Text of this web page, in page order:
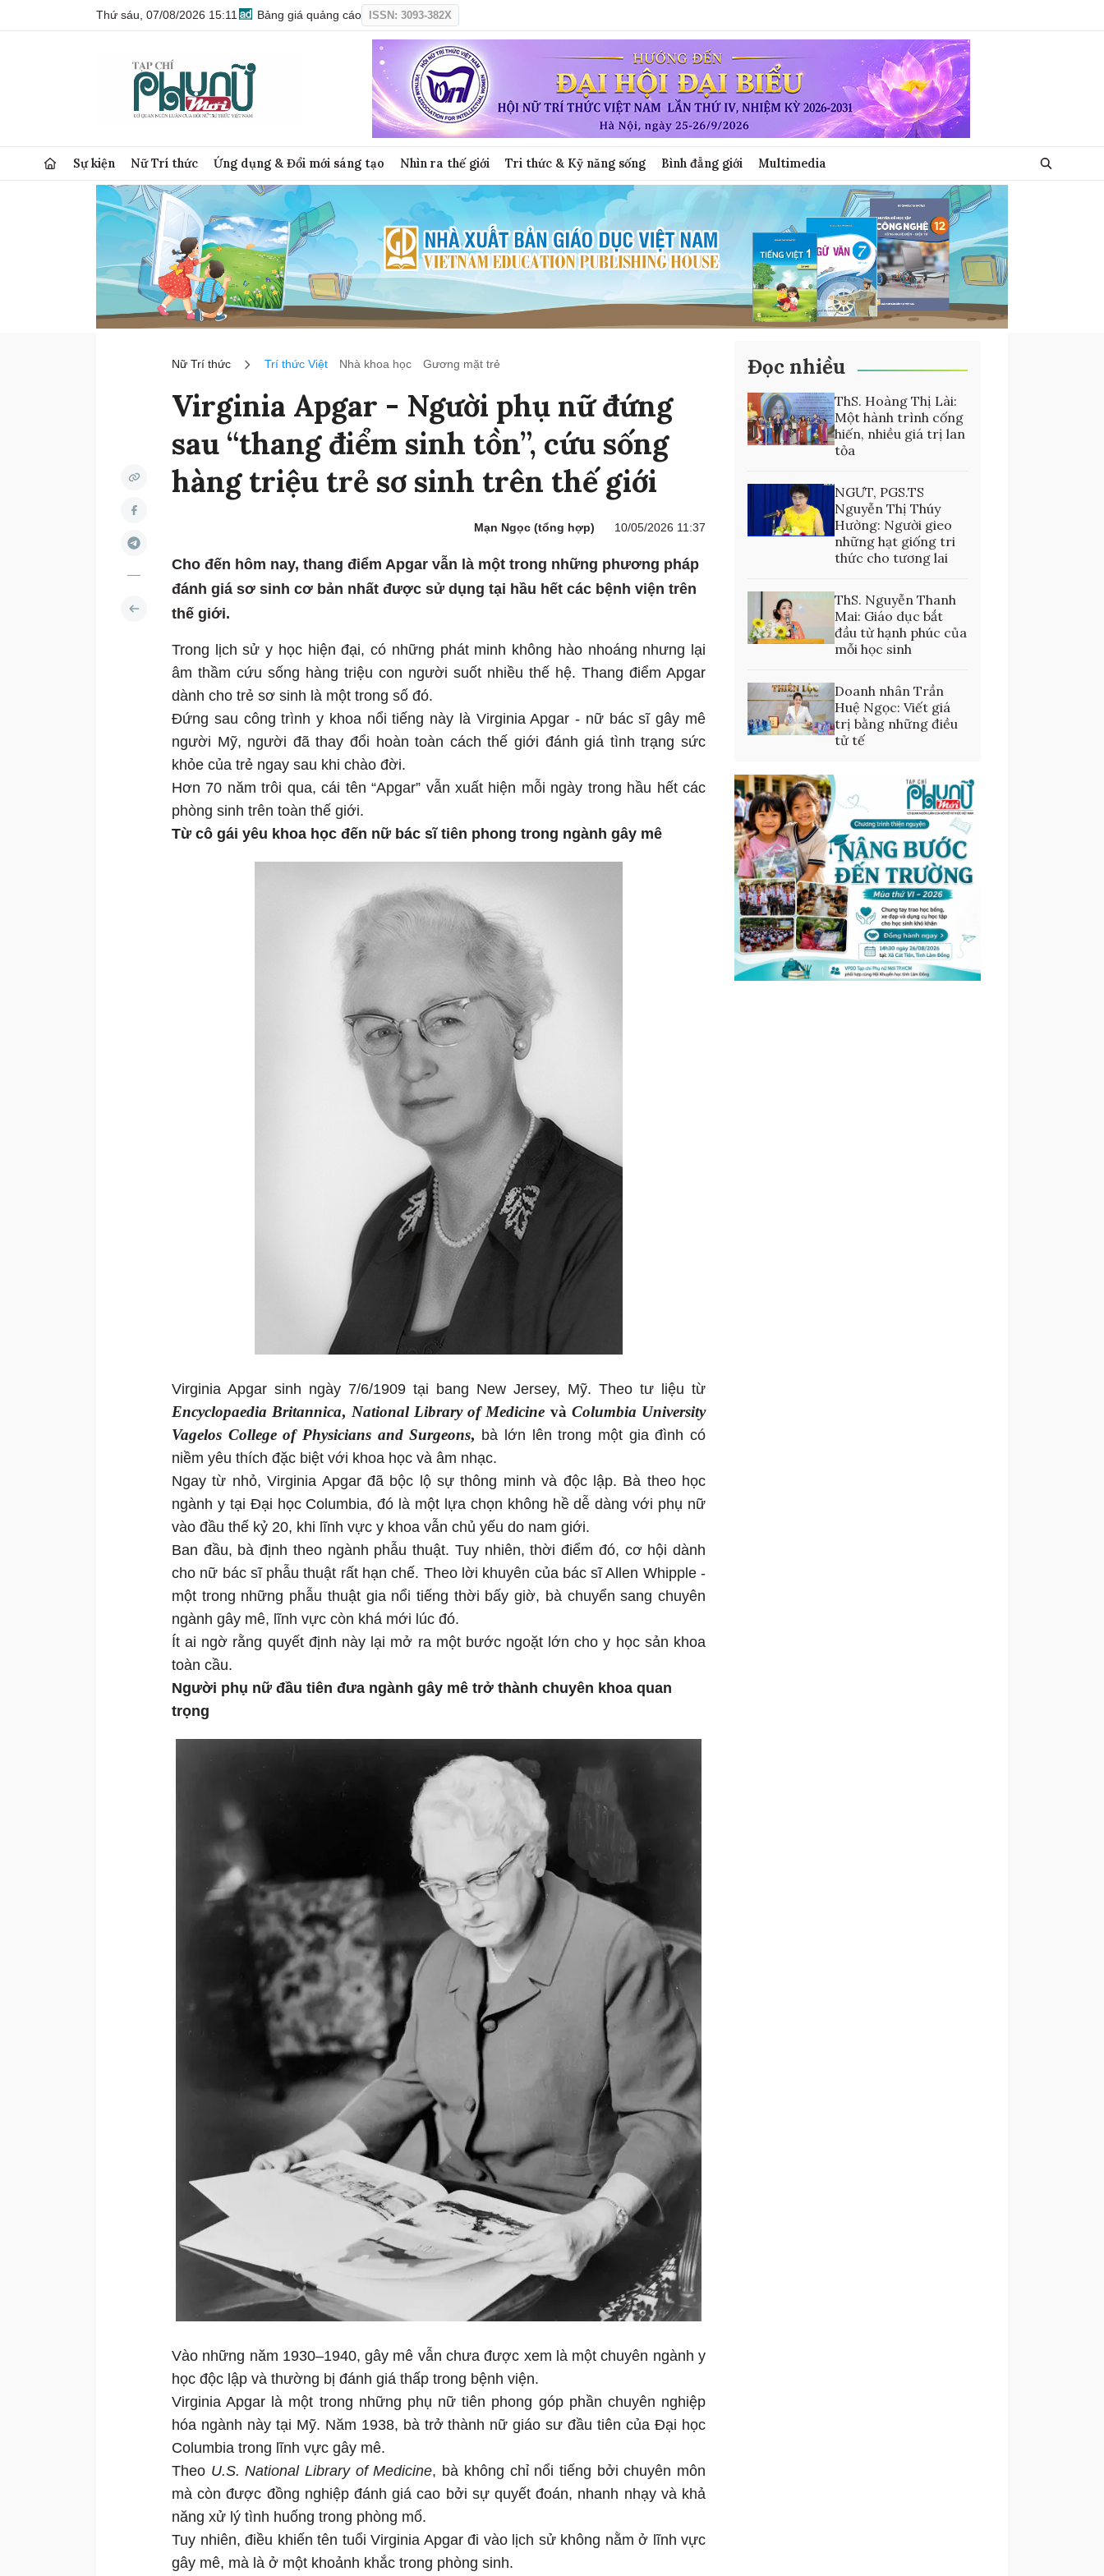
Thứ sáu, 07/08/2026 15:11 Bảng giá quảng cáo ISSN: 3093-382X
Sự kiện Nữ Trí thức Ứng dụng & Đổi mới sáng tạo Nhìn ra thế giới Tri thức & Kỹ năng sống Bình đẳng giới Multimedia
Nữ Trí thức Trí thức Việt Nhà khoa học Gương mặt trẻ
Virginia Apgar - Người phụ nữ đứng
sau “thang điểm sinh tồn”, cứu sống
hàng triệu trẻ sơ sinh trên thế giới
Mạn Ngọc (tổng hợp) 10/05/2026 11:37
Cho đến hôm nay, thang điểm Apgar vẫn là một trong những phương pháp
đánh giá sơ sinh cơ bản nhất được sử dụng tại hầu hết các bệnh viện trên
thế giới.
Trong lịch sử y học hiện đại, có những phát minh không hào nhoáng nhưng lại
âm thầm cứu sống hàng triệu con người suốt nhiều thế hệ. Thang điểm Apgar
dành cho trẻ sơ sinh là một trong số đó.
Đứng sau công trình y khoa nổi tiếng này là Virginia Apgar - nữ bác sĩ gây mê
người Mỹ, người đã thay đổi hoàn toàn cách thế giới đánh giá tình trạng sức
khỏe của trẻ ngay sau khi chào đời.
Hơn 70 năm trôi qua, cái tên “Apgar” vẫn xuất hiện mỗi ngày trong hầu hết các
phòng sinh trên toàn thế giới.
Từ cô gái yêu khoa học đến nữ bác sĩ tiên phong trong ngành gây mê
Virginia Apgar sinh ngày 7/6/1909 tại bang New Jersey, Mỹ. Theo tư liệu từ
Encyclopaedia Britannica, National Library of Medicine và Columbia University
Vagelos College of Physicians and Surgeons, bà lớn lên trong một gia đình có
niềm yêu thích đặc biệt với khoa học và âm nhạc.
Ngay từ nhỏ, Virginia Apgar đã bộc lộ sự thông minh và độc lập. Bà theo học
ngành y tại Đại học Columbia, đó là một lựa chọn không hề dễ dàng với phụ nữ
vào đầu thế kỷ 20, khi lĩnh vực y khoa vẫn chủ yếu do nam giới.
Ban đầu, bà định theo ngành phẫu thuật. Tuy nhiên, thời điểm đó, cơ hội dành
cho nữ bác sĩ phẫu thuật rất hạn chế. Theo lời khuyên của bác sĩ Allen Whipple -
một trong những phẫu thuật gia nổi tiếng thời bấy giờ, bà chuyển sang chuyên
ngành gây mê, lĩnh vực còn khá mới lúc đó.
Ít ai ngờ rằng quyết định này lại mở ra một bước ngoặt lớn cho y học sản khoa
toàn cầu.
Người phụ nữ đầu tiên đưa ngành gây mê trở thành chuyên khoa quan
trọng
Vào những năm 1930–1940, gây mê vẫn chưa được xem là một chuyên ngành y
học độc lập và thường bị đánh giá thấp trong bệnh viện.
Virginia Apgar là một trong những phụ nữ tiên phong góp phần chuyên nghiệp
hóa ngành này tại Mỹ. Năm 1938, bà trở thành nữ giáo sư đầu tiên của Đại học
Columbia trong lĩnh vực gây mê.
Theo U.S. National Library of Medicine, bà không chỉ nổi tiếng bởi chuyên môn
mà còn được đồng nghiệp đánh giá cao bởi sự quyết đoán, nhanh nhạy và khả
năng xử lý tình huống trong phòng mổ.
Tuy nhiên, điều khiến tên tuổi Virginia Apgar đi vào lịch sử không nằm ở lĩnh vực
gây mê, mà là ở một khoảnh khắc trong phòng sinh.
Đọc nhiều
ThS. Hoàng Thị Lài:
Một hành trình cống
hiến, nhiều giá trị lan
tỏa
NGƯT, PGS.TS
Nguyễn Thị Thúy
Hường: Người gieo
những hạt giống tri
thức cho tương lai
ThS. Nguyễn Thanh
Mai: Giáo dục bắt
đầu từ hạnh phúc của
mỗi học sinh
Doanh nhân Trần
Huệ Ngọc: Viết giá
trị bằng những điều
tử tế